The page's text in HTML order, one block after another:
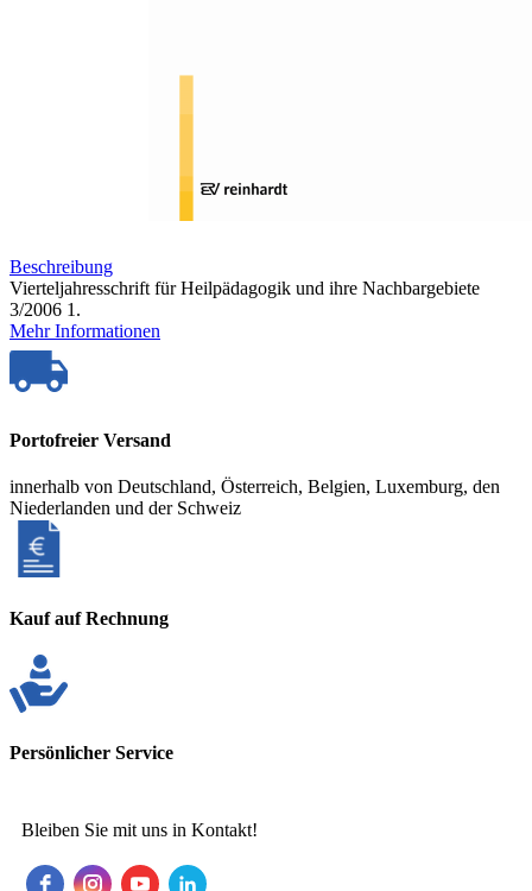
Beschreibung
Vierteljahresschrift für Heilpädagogik und ihre Nachbargebiete
3/2006 1.
Mehr Informationen
Portofreier Versand
innerhalb von Deutschland, Österreich, Belgien, Luxemburg, den
Niederlanden und der Schweiz
Kauf auf Rechnung
Persönlicher Service
Bleiben Sie mit uns in Kontakt!